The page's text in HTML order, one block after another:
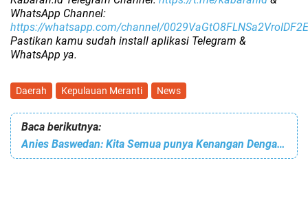
WhatsApp Channel:
https://whatsapp.com/channel/0029VaGtO8FLNSa2VroIDF2E
Pastikan kamu sudah install aplikasi Telegram &
WhatsApp ya.
Daerah Kepulauan Meranti News
Baca berikutnya:
Anies Baswedan: Kita Semua punya Kenangan Dengan Layangan